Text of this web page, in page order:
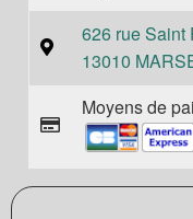
626 rue Saint
13010
Moyens de